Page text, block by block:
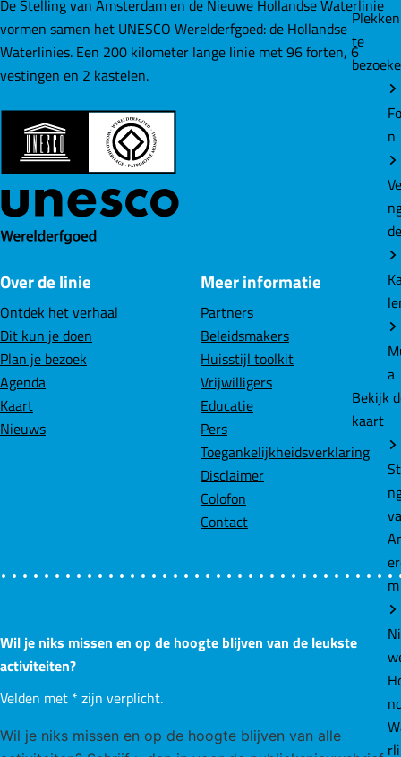
te
n
a
Bekijk
kaart
m
p
a
g
n
a
o
p
F
a
e
b
o
o
k
p
a
g
n
p
L
i
k
d
I
n
p
a
g
n
a
o
p
W
A
De Stelling van Amsterdam en de Nieuwe Hollandse Waterlinie
vormen samen het UNESCO Werelderfgoed: de Hollandse
Waterlinies. Een 200 kilometer lange linie met 96 forten, 6
vestingen en 2 kastelen.
Over de linie
Ontdek het verhaal
Dit kun je doen
Plan je bezoek
Agenda
Kaart
Nieuws
Meer informatie
Partners
Beleidsmakers
Huisstijl toolkit
Vrijwilligers
Educatie
Pers
Toegankelijkheidsverklaring
Disclaimer
Colofon
Contact
Wil je niks missen en op de hoogte blijven van de leukste
activiteiten?
Velden met * zijn verplicht.
Wil je niks missen en op de hoogte blijven van alle